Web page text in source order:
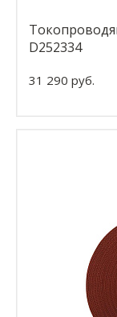
D252334
31 290 руб.